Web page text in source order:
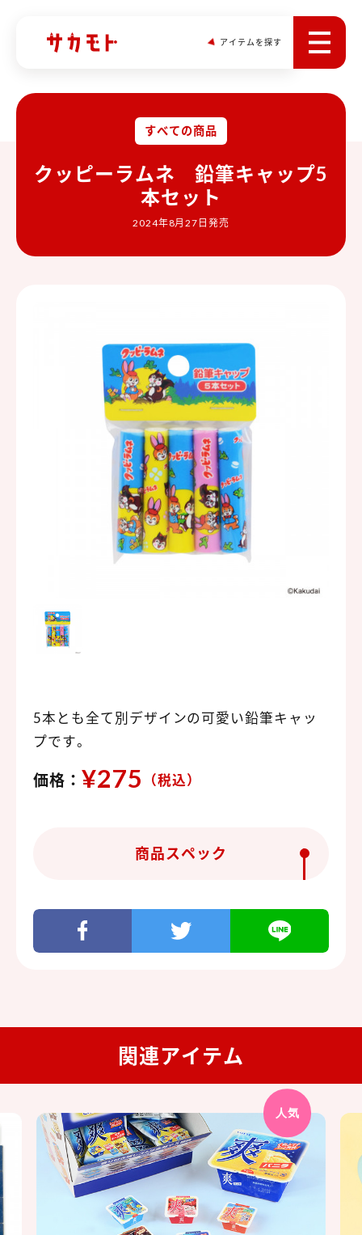
アイテムを探す
すべての商品
クッピーラムネ 鉛筆キャップ5
本セット
2024年8月27日発売
5本とも全て別デザインの可愛い鉛筆キャッ
プです。
価格： ¥275 （税込）
商品スペック
関連アイテム
人気